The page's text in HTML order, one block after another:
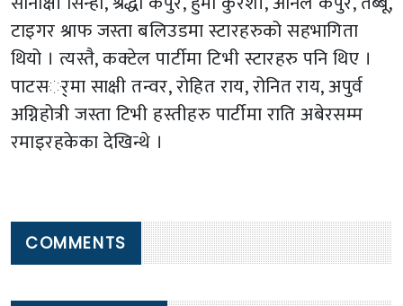
टाइगर श्राफ जस्ता बलिउडमा स्टारहरुको सहभागिता
थियो । त्यस्तै, कक्टेल पार्टीमा टिभी स्टारहरु पनि थिए ।
पाटसर््मा साक्षी तन्वर, रोहित राय, रोनित राय, अपुर्व
अग्निहोत्री जस्ता टिभी हस्तीहरु पार्टीमा राति अबेरसम्म
रमाइरहकेका देखिन्थे ।
COMMENTS